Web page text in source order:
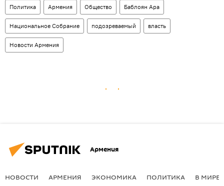
Политика Армения Общество Баблоян Ара
Национальное Собрание подозреваемый власть
Новости Армения
Армения
НОВОСТИ АРМЕНИЯ ЭКОНОМИКА ПОЛИТИКА В МИРЕ